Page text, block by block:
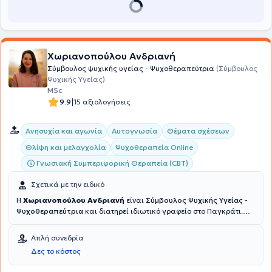
Χωριανοπούλου Ανδριανή
Σύμβουλος ψυχικής υγείας - Ψυχοθεραπεύτρια (Σύμβουλος
Ψυχικής Υγείας)
MSc
9.9|15 αξιολογήσεις
Ανησυχία και αγωνία Αυτογνωσία
Θέματα σχέσεων
Θλίψη και μελαγχολία
Ψυχοθεραπεία Online
Γνωσιακή Συμπεριφορική Θεραπεία (CBT)
Σχετικά με την ειδικό
Η Χωριανοπούλου Ανδριανή είναι Σύμβουλος Ψυχικής Υγείας -
Ψυχοθεραπεύτρια και διατηρεί ιδιωτικό γραφείο στο Παγκράτι.
κατέχει μεταπτυχιακό τίτλο στην Συμβουλευτική και την
Ψυχοθεραπεία από το University of East London. Επιπλέον,
ειδικεύτηκε στη Γνωσιακή Ψυχοθεραπεία στο Ερευνητικό
Πανεπιστημιακό Ινστιτούτο Ψυχικής Υγείας, Νευροεπιστημών και
Απλή συνεδρία
Δες το κόστος